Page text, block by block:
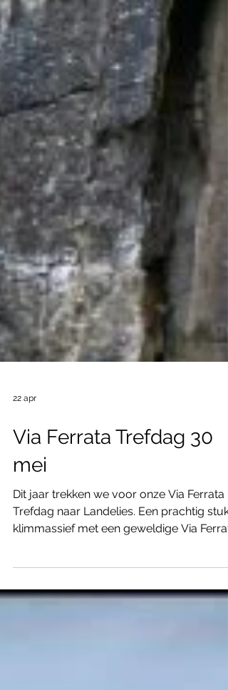
22 apr
Via Ferrata Trefdag 30
mei
Dit jaar trekken we voor onze Via Ferrata
klimmassief met een geweldige Via